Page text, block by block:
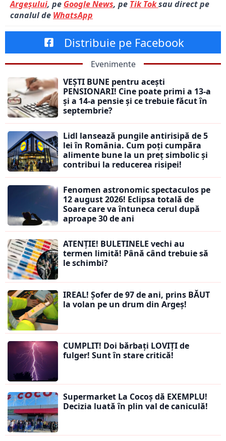
Argeșului, pe Google News, pe Tik Toksau direct pe
canalul de WhatsApp
Distribuie pe Facebook
Evenimente
VEȘTI BUNE pentru acești
PENSIONARI! Cine poate primi a 13-a
și a 14-a pensie și ce trebuie făcut în
septembrie?
Lidl lansează pungile antirisipă de 5
lei în România. Cum poți cumpăra
alimente bune la un preț simbolic și
contribui la reducerea risipei!
Fenomen astronomic spectaculos pe
12 august 2026! Eclipsa totală de
Soare care va întuneca cerul după
aproape 30 de ani
ATENȚIE! BULETINELE vechi au
termen limită! Până când trebuie să
le schimbi?
IREAL! Șofer de 97 de ani, prins BĂUT
la volan pe un drum din Argeș!
CUMPLIT! Doi bărbați LOVIȚI de
fulger! Sunt în stare critică!
Supermarket La Cocoș dă EXEMPLU!
Decizia luată în plin val de caniculă!